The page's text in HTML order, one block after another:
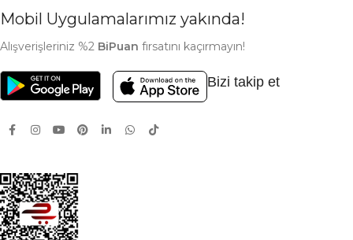
Mobil Uygulamalarımız yakında!
Alışverişleriniz %2 BiPuan fırsatını kaçırmayın!
Bizi takip et